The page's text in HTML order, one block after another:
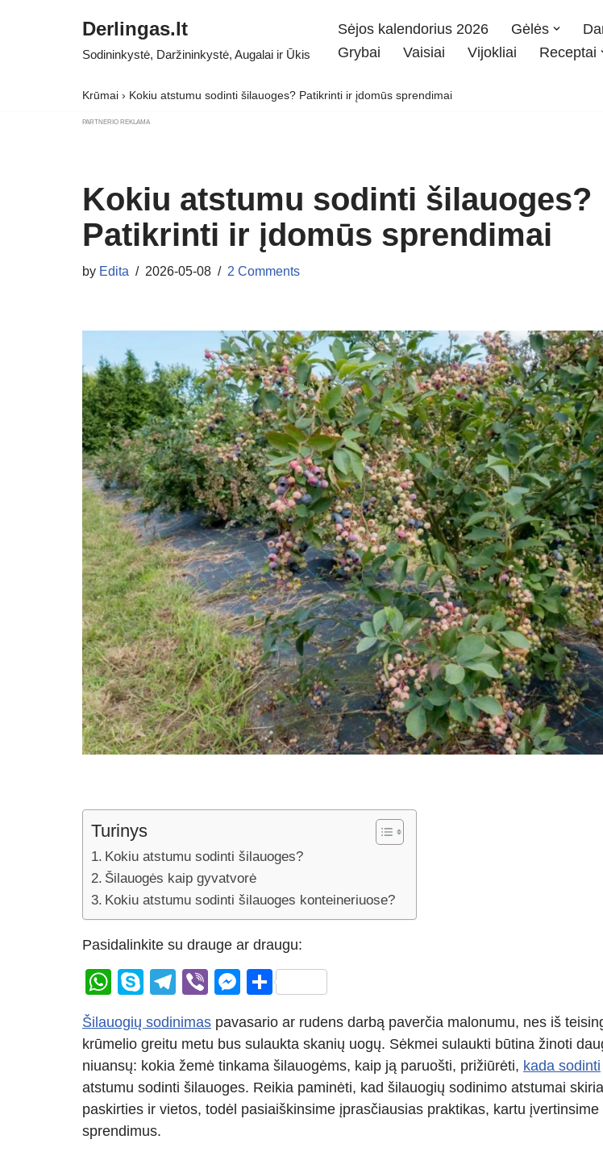
Derlingas.lt
Sodininkystė, Daržininkystė, Augalai ir Ūkis
Sėjos kalendorius 2026 Gėlės
Grybai
Vaisiai Vijokliai Receptai
Krūmai › Kokiu atstumu sodinti šilauoges? Patikrinti ir įdomūs sprendimai
PARTNERIO REKLAMA
Kokiu atstumu sodinti šilauoges?
Patikrinti ir įdomūs sprendimai
by Edita 2026-05-08 2 Comments
Turinys
Kokiu atstumu sodinti šilauoges?
Šilauogės kaip gyvatvorė
Kokiu atstumu sodinti šilauoges konteineriuose?
Pasidalinkite su drauge ar draugu:
W
at
s
A
p
p
S
p
e
T
e
gr
a
m
Vi
er
M
ss
e
n
g
S
ar
e
Šilauogių sodinimas pavasario ar rudens darbą paverčia malonumu, nes iš
krūmelio greitu metu bus sulaukta skanių uogų. Sėkmei sulaukti būtina žinoti
niuansų: kokia žemė tinkama šilauogėms, kaip ją paruošti, prižiūrėti, kada sodinti
atstumu sodinti šilauoges. Reikia paminėti, kad šilauogių sodinimo atstumai
paskirties ir vietos, todėl pasiaiškinsime įprasčiausias praktikas, kartu
sprendimus.